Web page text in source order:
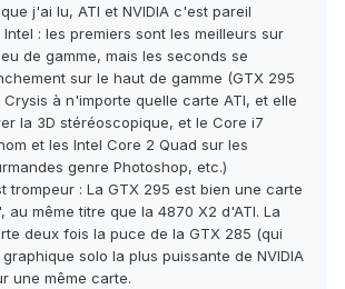
j'ai lu, ATI et NVIDIA c'est pareil
: les premiers sont les meilleurs sur
de gamme, mais les seconds se
sur le haut de gamme (GTX 295
à n'importe quelle carte ATI, et elle
la 3D stéréoscopique, et le Core i7
et les Intel Core 2 Quad sur les
genre Photoshop, etc.)
trompeur : La GTX 295 est bien une carte
au même titre que la 4870 X2 d'ATI. La
deux fois la puce de la GTX 285 (qui
solo la plus puissante de NVIDIA
une même carte.